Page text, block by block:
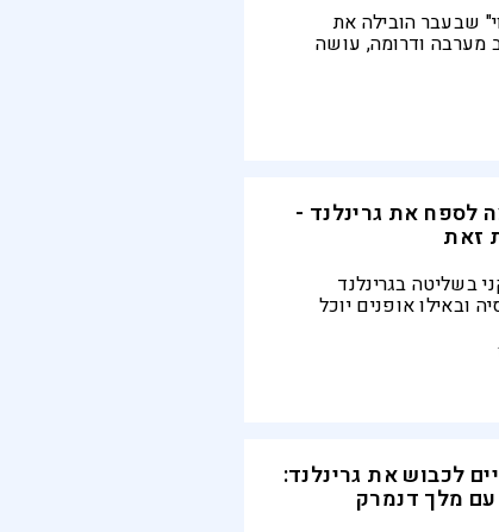
שבעבר הובילה את
מערבה ודרומה, עושה
האמריקנית
לספח את גרינלנד -
זאת
בשליטה בגרינלנד
ובאילו אופנים יוכל
האמריקנים באזור
לכבוש את גרינלנד:
עם מלך דנמרק